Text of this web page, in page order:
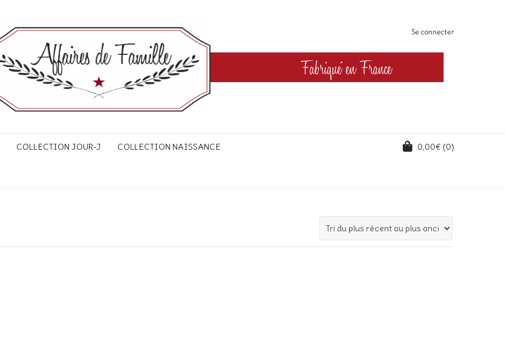
Se connecter
COLLECTION JOUR-J COLLECTION NAISSANCE 0,00€ (0)